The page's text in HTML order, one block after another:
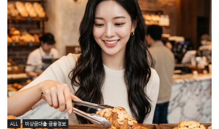
ALL 비상금대출·금융정보